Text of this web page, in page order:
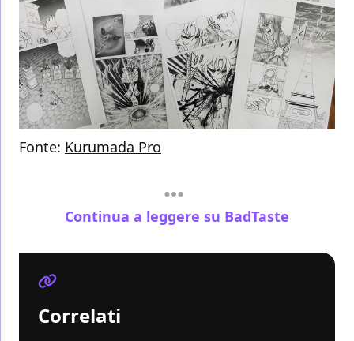
Fonte: Kurumada Pro
Continua a leggere su BadTaste
Correlati